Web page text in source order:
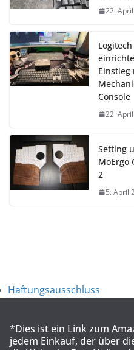
22.
Einstieg
Console
22.
Setting
MoErgo
2
5. April
Haftungsausschluss
*Dies ist ein Link zum
jedem Einkauf, der über